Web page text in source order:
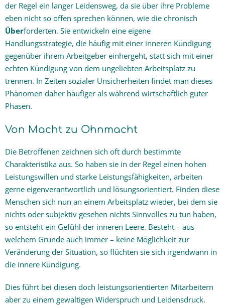
der Regel ein langer Leidensweg, da sie über ihre Probleme
eben nicht so offen sprechen können, wie die chronisch
Überforderten. Sie entwickeln eine eigene
Handlungsstrategie, die häufig mit einer inneren Kündigung
gegenüber ihrem Arbeitgeber einhergeht, statt sich mit einer
echten Kündigung von dem ungeliebten Arbeitsplatz zu
trennen. In Zeiten sozialer Unsicherheiten findet man dieses
Phänomen daher häufiger als während wirtschaftlich guter
Phasen.
Von Macht zu Ohnmacht
Die Betroffenen zeichnen sich oft durch bestimmte
Charakteristika aus. So haben sie in der Regel einen hohen
Leistungswillen und starke Leistungsfähigkeiten, arbeiten
gerne eigenverantwortlich und lösungsorientiert. Finden diese
Menschen sich nun an einem Arbeitsplatz wieder, bei dem sie
nichts oder subjektiv gesehen nichts Sinnvolles zu tun haben,
so entsteht ein Gefühl der inneren Leere. Besteht – aus
welchem Grunde auch immer – keine Möglichkeit zur
Veränderung der Situation, so flüchten sie sich irgendwann in
die innere Kündigung.
Dies führt bei diesen doch leistungsorientierten Mitarbeitern
aber zu einem gewaltigen Widerspruch und Leidensdruck.